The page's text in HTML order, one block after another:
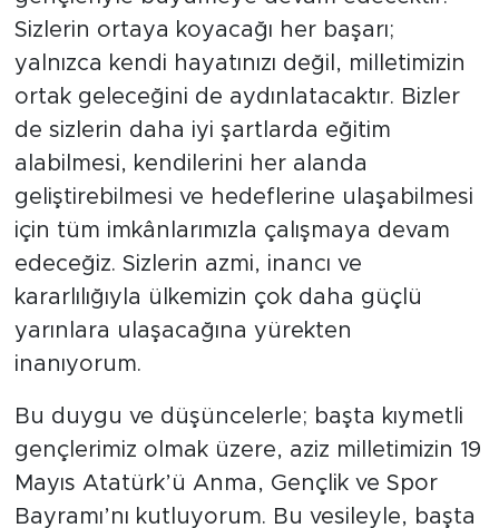
Sizlerin ortaya koyacağı her başarı;
yalnızca kendi hayatınızı değil, milletimizin
ortak geleceğini de aydınlatacaktır. Bizler
de sizlerin daha iyi şartlarda eğitim
alabilmesi, kendilerini her alanda
geliştirebilmesi ve hedeflerine ulaşabilmesi
için tüm imkânlarımızla çalışmaya devam
edeceğiz. Sizlerin azmi, inancı ve
kararlılığıyla ülkemizin çok daha güçlü
yarınlara ulaşacağına yürekten
inanıyorum.
Bu duygu ve düşüncelerle; başta kıymetli
gençlerimiz olmak üzere, aziz milletimizin 19
Mayıs Atatürk’ü Anma, Gençlik ve Spor
Bayramı’nı kutluyorum. Bu vesileyle, başta